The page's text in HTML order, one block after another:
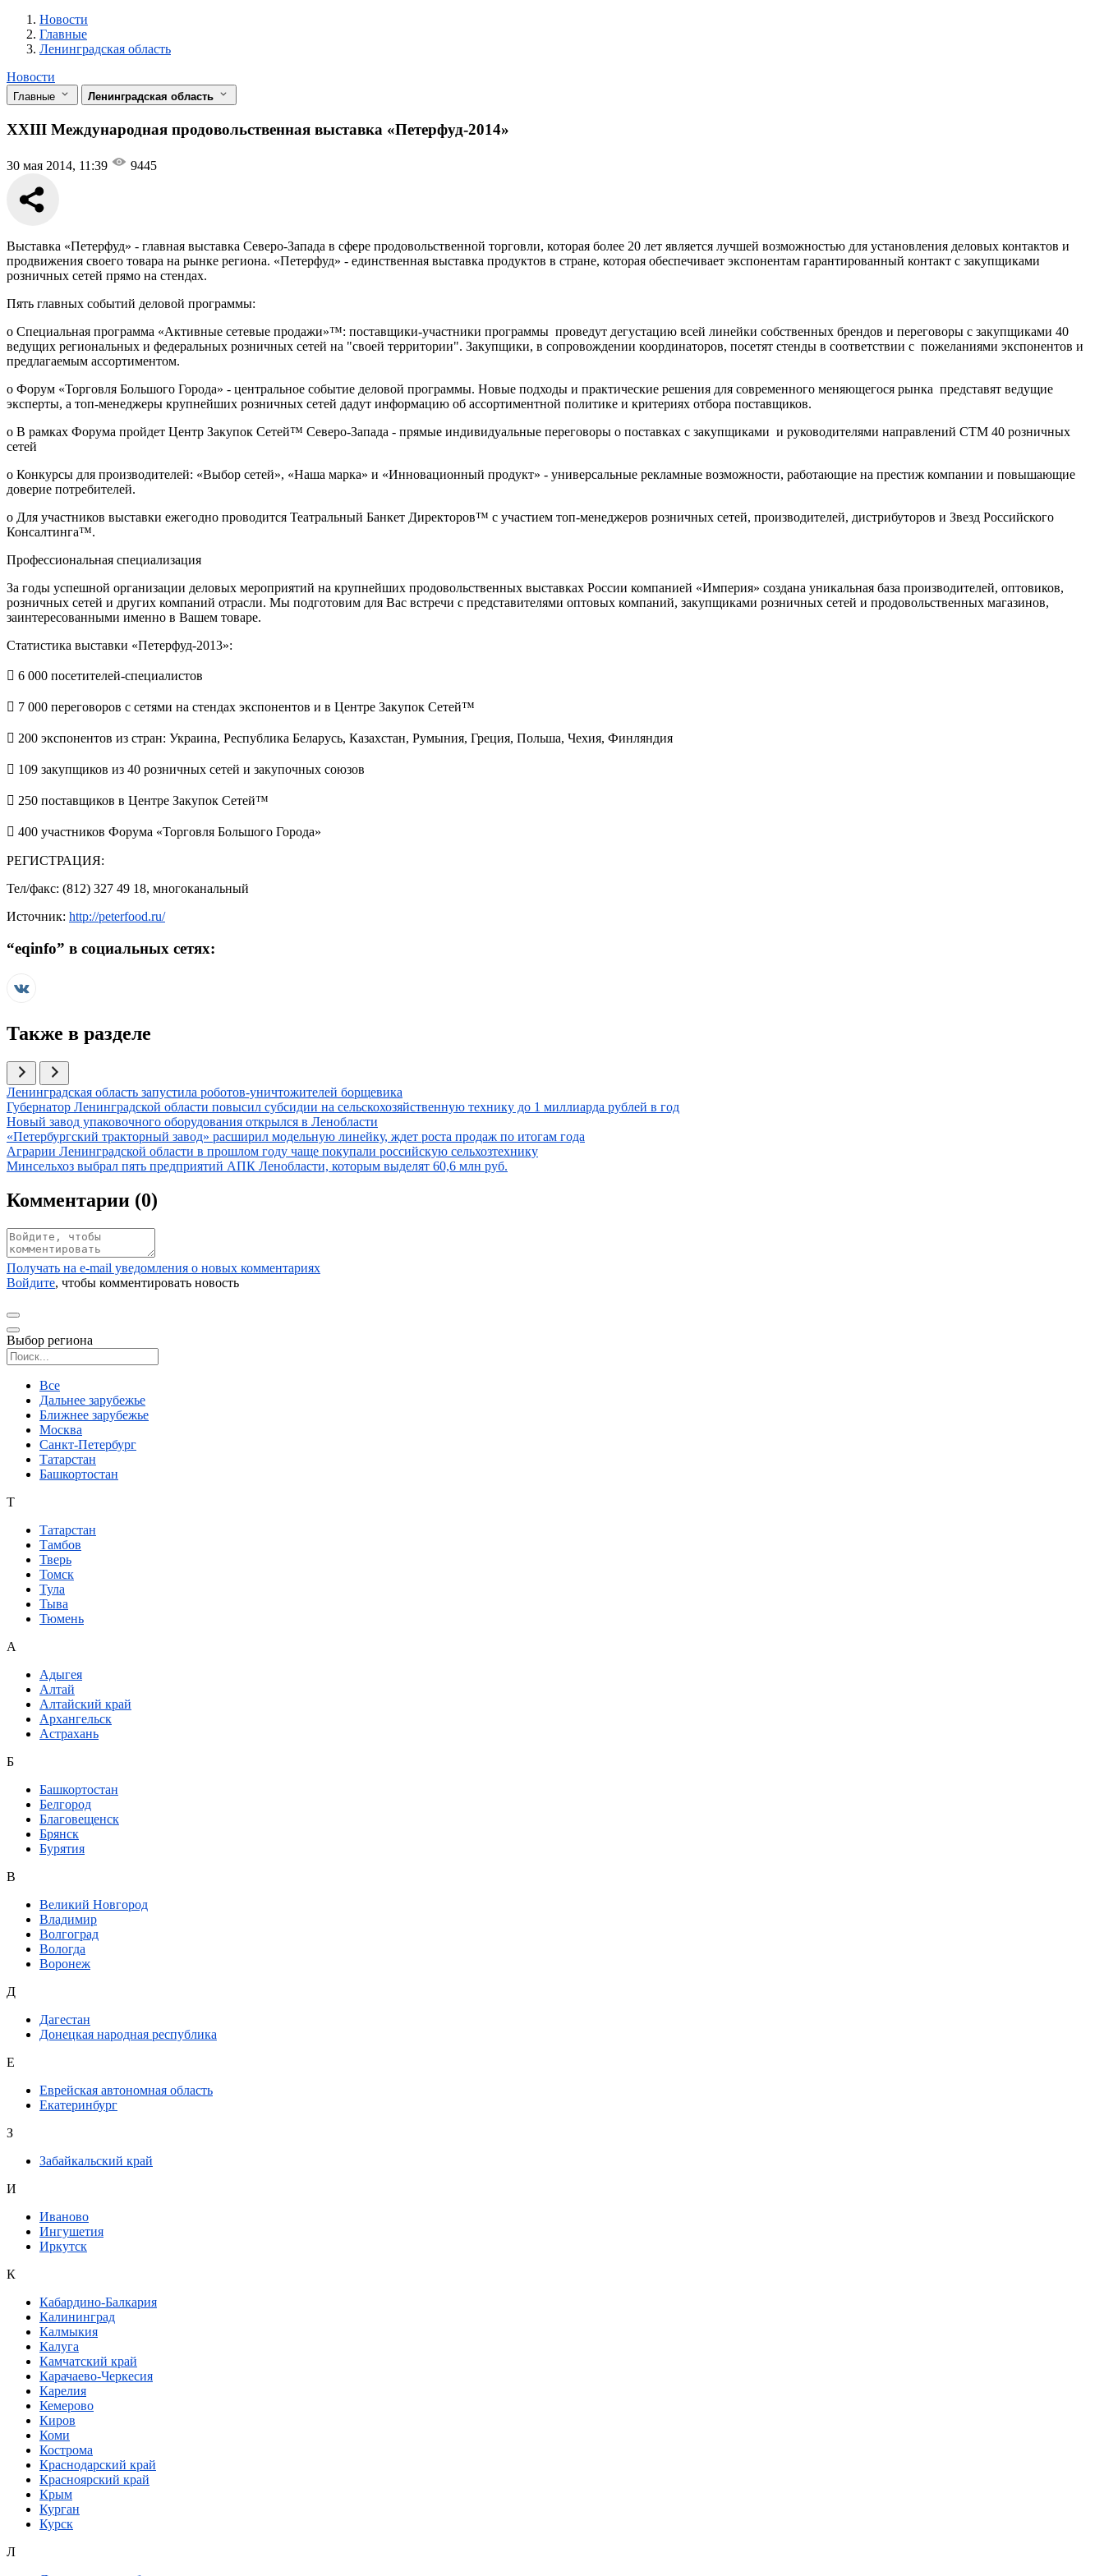
Новости
Разделы
Новости
Главные
Ленинградская область
Новости
Главные Ленинградская область
XXIII Международная продовольственная выставка «Петерфуд-2014»
30 мая 2014, 11:39 9445
Выставка «Петерфуд» - главная выставка Северо-Запада в сфере продовольственной торговли, которая более 20 лет является лучшей возможностью для установления деловых контактов и
продвижения своего товара на рынке региона. «Петерфуд» - единственная выставка продуктов в стране, которая обеспечивает экспонентам гарантированный контакт с закупщиками
розничных сетей прямо на стендах.
Пять главных событий деловой программы:
o​ Специальная программа «Активные сетевые продажи»™: поставщики-участники программы проведут дегустацию всей линейки собственных брендов и переговоры с закупщиками 40
ведущих региональных и федеральных розничных сетей на "своей территории". Закупщики, в сопровождении координаторов, посетят стенды в соответствии с пожеланиями экспонентов и
предлагаемым ассортиментом.
o​ Форум «Торговля Большого Города» - центральное событие деловой программы. Новые подходы и практические решения для современного меняющегося рынка представят ведущие
эксперты, а топ-менеджеры крупнейших розничных сетей дадут информацию об ассортиментной политике и критериях отбора поставщиков.
o​ В рамках Форума пройдет Центр Закупок Сетей™ Северо-Запада - прямые индивидуальные переговоры о поставках с закупщиками и руководителями направлений СТМ 40 розничных
сетей
o​ Конкурсы для производителей: «Выбор сетей», «Наша марка» и «Инновационный продукт» - универсальные рекламные возможности, работающие на престиж компании и повышающие
доверие потребителей.
o​ Для участников выставки ежегодно проводится Театральный Банкет Директоров™ с участием топ-менеджеров розничных сетей, производителей, дистрибуторов и Звезд Российского
Консалтинга™.
Профессиональная специализация
За годы успешной организации деловых мероприятий на крупнейших продовольственных выставках России компанией «Империя» создана уникальная база производителей, оптовиков,
розничных сетей и других компаний отрасли. Мы подготовим для Вас встречи с представителями оптовых компаний, закупщиками розничных сетей и продовольственных магазинов,
заинтересованными именно в Вашем товаре.
Статистика выставки «Петерфуд-2013»:
​ 6 000 посетителей-специалистов
​ 7 000 переговоров с сетями на стендах экспонентов и в Центре Закупок Сетей™
​ 200 экспонентов из стран: Украина, Республика Беларусь, Казахстан, Румыния, Греция, Польша, Чехия, Финляндия
​ 109 закупщиков из 40 розничных сетей и закупочных союзов
​ 250 поставщиков в Центре Закупок Сетей™
​ 400 участников Форума «Торговля Большого Города»
РЕГИСТРАЦИЯ:
Тел/факс: (812) 327 49 18, многоканальный
Источник: http://peterfood.ru/
“eqinfo” в социальных сетях:
Также в разделе
Иллюстрация новости
Ленинградская область запустила роботов-уничтожителей борщевика
Иллюстрация новости
Губернатор Ленинградской области повысил субсидии на сельскохозяйственную технику до 1 миллиарда рублей в год
Иллюстрация новости
Новый завод упаковочного оборудования открылся в Ленобласти
Иллюстрация новости
«Петербургский тракторный завод» расширил модельную линейку, ждет роста продаж по итогам года
Иллюстрация новости
Аграрии Ленинградской области в прошлом году чаще покупали российскую сельхозтехнику
Иллюстрация новости
Минсельхоз выбрал пять предприятий АПК Ленобласти, которым выделят 60,6 млн руб.
Комментарии (0)
Получать на e‑mail уведомления о новых комментариях
Войдите, чтобы комментировать новость
Выбор региона
Все
Дальнее зарубежье
Ближнее зарубежье
Москва
Санкт-Петербург
Татарстан
Башкортостан
Т
Татарстан
Тамбов
Тверь
Томск
Тула
Тыва
Тюмень
А
Адыгея
Алтай
Алтайский край
Архангельск
Астрахань
Б
Башкортостан
Белгород
Благовещенск
Брянск
Бурятия
В
Великий Новгород
Владимир
Волгоград
Вологда
Воронеж
Д
Дагестан
Донецкая народная республика
Е
Еврейская автономная область
Екатеринбург
З
Забайкальский край
И
Иваново
Ингушетия
Иркутск
К
Кабардино-Балкария
Калининград
Калмыкия
Калуга
Камчатский край
Карачаево-Черкесия
Карелия
Кемерово
Киров
Коми
Кострома
Краснодарский край
Красноярский край
Крым
Курган
Курск
Л